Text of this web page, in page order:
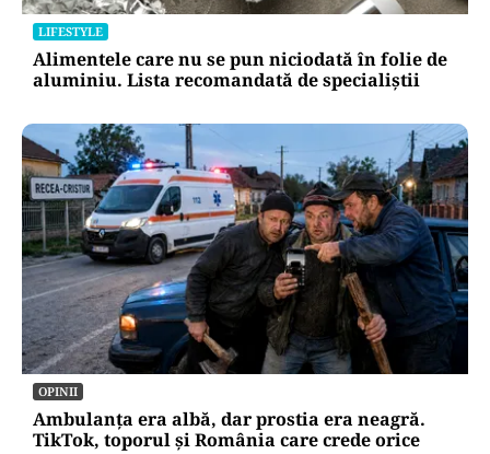
LIFESTYLE
Alimentele care nu se pun niciodată în folie de
aluminiu. Lista recomandată de specialiștii
OPINII
Ambulanța era albă, dar prostia era neagră.
TikTok, toporul și România care crede orice